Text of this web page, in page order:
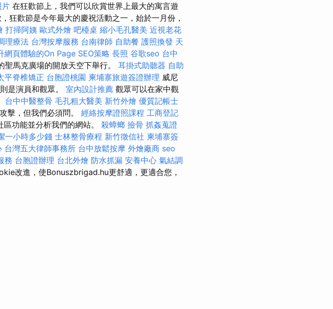
片 在狂歡節上，我們可以欣賞世界上最大的寓言遊
狂歡節是今年最大的慶祝活動之一，始於一月份，
打掃阿姨 歐式外燴 吧檯桌 縮小毛孔醫美 近視老花
理療法 台灣按摩服務 台南律師 自助餐 護照換發 天
網頁體驗的On Page SEO策略 長照 谷歌seo 台中
聖馬克廣場的開放天空下舉行。 耳掛式助聽器 自助
平脊椎矯正 台胞證桃園 柬埔寨旅遊簽證辦理 威尼
是演員和觀眾。 室內設計推薦 觀眾可以在家中觀
台中中醫整骨 毛孔粗大醫美 新竹外燴 優質記帳士
擊，但我們必須問。 經絡按摩證照課程 工商登記
功能並分析我們的網站。 殺蟑螂 撿骨 抓姦蒐證
一小時多少錢 士林整骨療程 新竹徵信社 柬埔寨簽
台灣五大律師事務所 台中放鬆按摩 外燴廠商 seo
務 台胞證辦理 台北外燴 防水抓漏 安養中心 氣結調
改進，使Bonuszbrigad.hu更舒適，更適合您，